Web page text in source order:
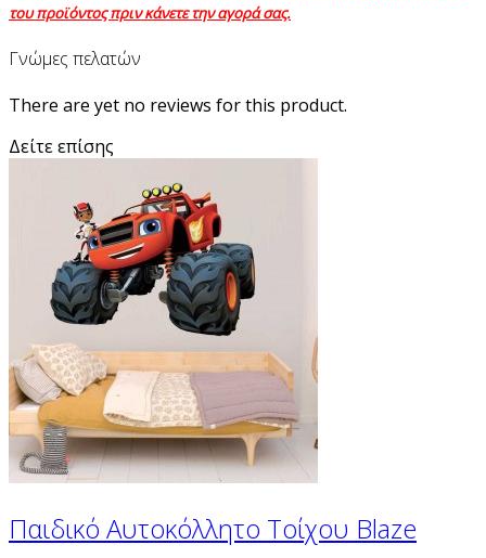
του προϊόντος πριν κάνετε την αγορά σας.
Γνώμες πελατών
There are yet no reviews for this product.
Δείτε επίσης
Παιδικό Αυτοκόλλητο Τοίχου Blaze